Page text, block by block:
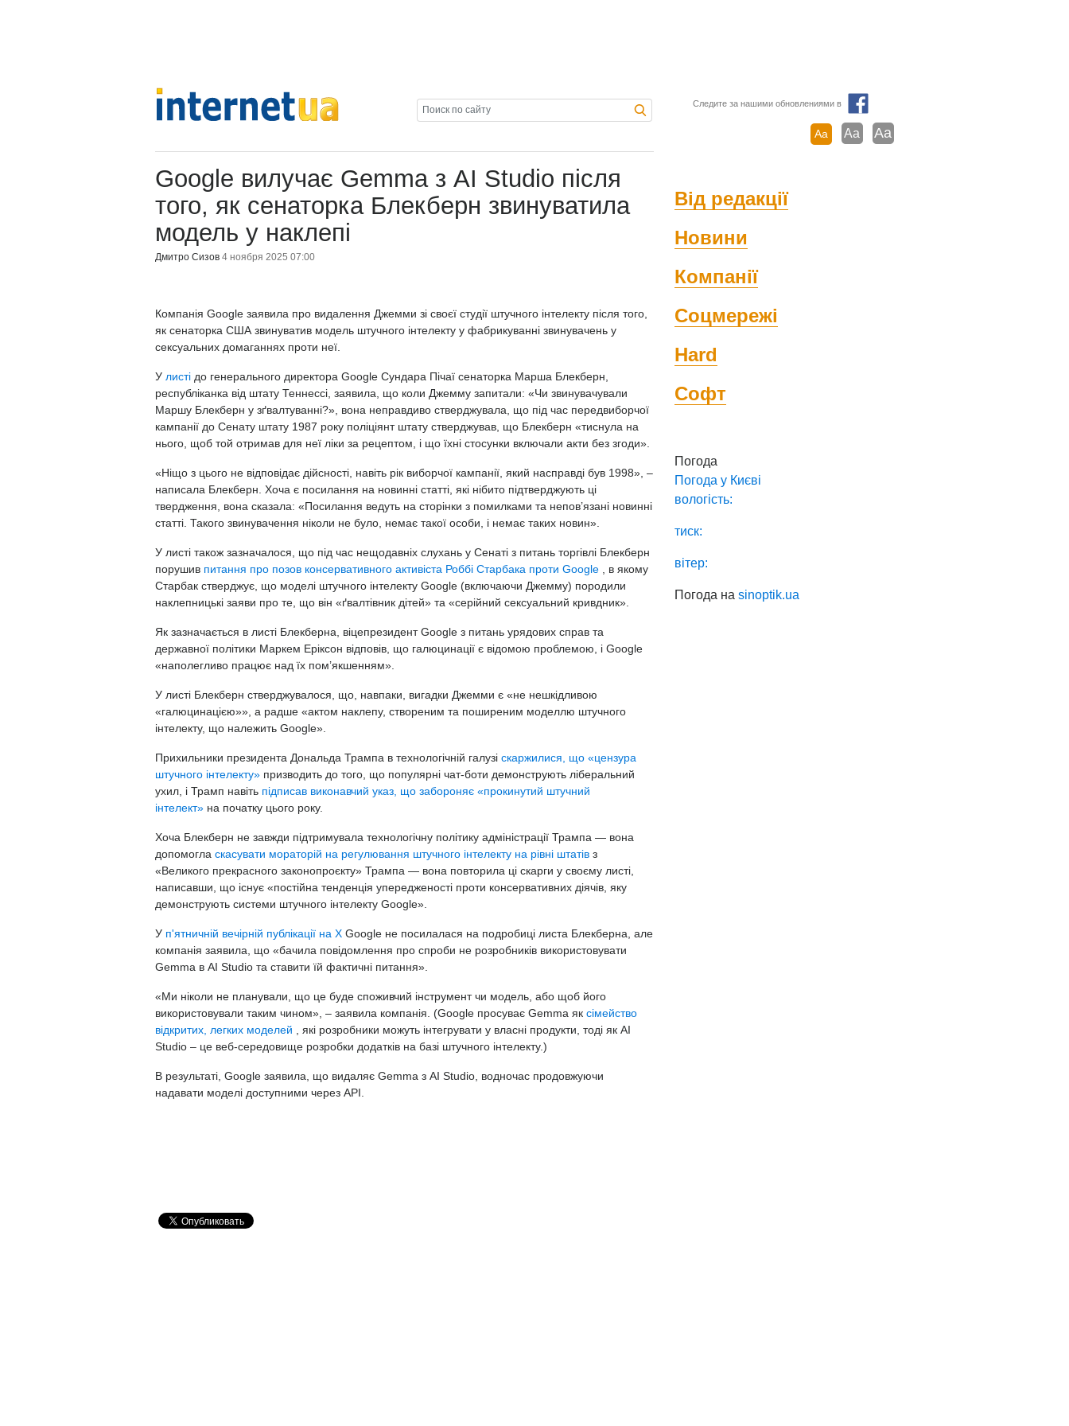
Следите за нашими обновлениями в
Aa Aa Aa
Google вилучає Gemma з AI Studio після
того, як сенаторка Блекберн звинуватила
модель у наклепі
Дмитро Сизов 4 ноября 2025 07:00
Компанія Google заявила про видалення Джемми зі своєї студії штучного інтелекту після того,
як сенаторка США звинуватив модель штучного інтелекту у фабрикуванні звинувачень у
сексуальних домаганнях проти неї.
У листі до генерального директора Google Сундара Пічаї сенаторка Марша Блекберн,
республіканка від штату Теннессі, заявила, що коли Джемму запитали: «Чи звинувачували
Маршу Блекберн у зґвалтуванні?», вона неправдиво стверджувала, що під час передвиборчої
кампанії до Сенату штату 1987 року поліціянт штату стверджував, що Блекберн «тиснула на
нього, щоб той отримав для неї ліки за рецептом, і що їхні стосунки включали акти без згоди».
«Ніщо з цього не відповідає дійсності, навіть рік виборчої кампанії, який насправді був 1998», –
написала Блекберн. Хоча є посилання на новинні статті, які нібито підтверджують ці
твердження, вона сказала: «Посилання ведуть на сторінки з помилками та непов’язані новинні
статті. Такого звинувачення ніколи не було, немає такої особи, і немає таких новин».
У листі також зазначалося, що під час нещодавніх слухань у Сенаті з питань торгівлі Блекберн
порушив питання про позов консервативного активіста Роббі Старбака проти Google , в якому
Старбак стверджує, що моделі штучного інтелекту Google (включаючи Джемму) породили
наклепницькі заяви про те, що він «ґвалтівник дітей» та «серійний сексуальний кривдник».
Як зазначається в листі Блекберна, віцепрезидент Google з питань урядових справ та
державної політики Маркем Еріксон відповів, що галюцинації є відомою проблемою, і Google
«наполегливо працює над їх пом’якшенням».
У листі Блекберн стверджувалося, що, навпаки, вигадки Джемми є «не нешкідливою
«галюцинацією»», а радше «актом наклепу, створеним та поширеним моделлю штучного
інтелекту, що належить Google».
Прихильники президента Дональда Трампа в технологічній галузі скаржилися, що «цензура
штучного інтелекту» призводить до того, що популярні чат-боти демонструють ліберальний
ухил, і Трамп навіть підписав виконавчий указ, що забороняє «прокинутий штучний
інтелект» на початку цього року.
Хоча Блекберн не завжди підтримувала технологічну політику адміністрації Трампа — вона
допомогла скасувати мораторій на регулювання штучного інтелекту на рівні штатів з
«Великого прекрасного законопроєкту» Трампа — вона повторила ці скарги у своєму листі,
написавши, що існує «постійна тенденція упередженості проти консервативних діячів, яку
демонструють системи штучного інтелекту Google».
У п'ятничній вечірній публікації на X Google не посилалася на подробиці листа Блекберна, але
компанія заявила, що «бачила повідомлення про спроби не розробників використовувати
Gemma в AI Studio та ставити їй фактичні питання».
«Ми ніколи не планували, що це буде споживчий інструмент чи модель, або щоб його
використовували таким чином», – заявила компанія. (Google просуває Gemma як сімейство
відкритих, легких моделей , які розробники можуть інтегрувати у власні продукти, тоді як AI
Studio – це веб-середовище розробки додатків на базі штучного інтелекту.)
В результаті, Google заявила, що видаляє Gemma з AI Studio, водночас продовжуючи
надавати моделі доступними через API.
Від редакції
Новини
Компанії
Соцмережі
Hard
Софт
Погода
Погода у Києві
вологість:
тиск:
вітер:
Погода наsinoptik.ua